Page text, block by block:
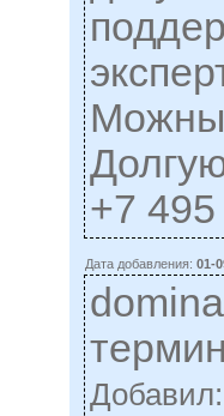
+7
Дата добавления: 01-